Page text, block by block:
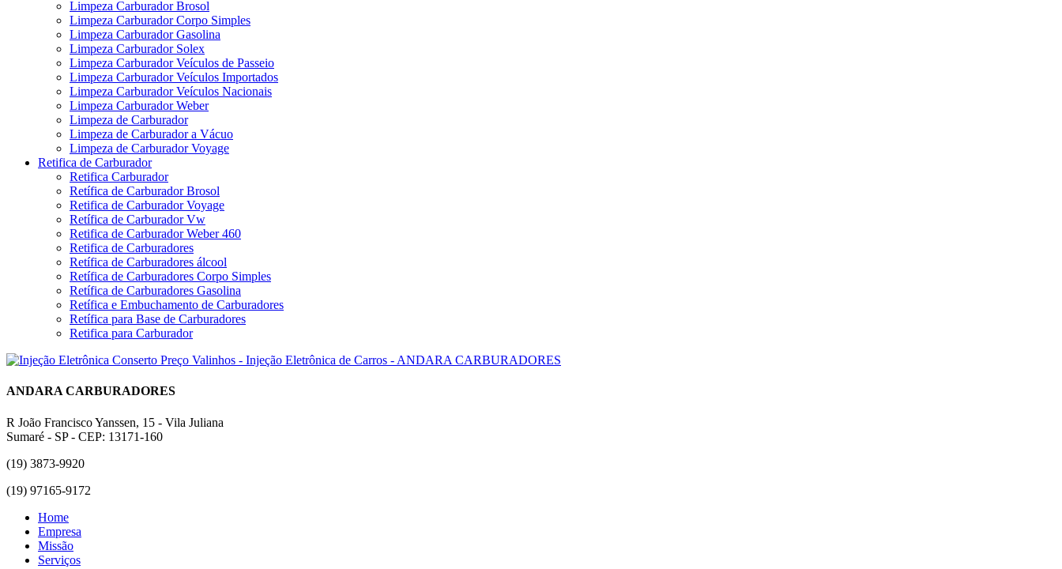
Limpeza Carburador Brosol
Limpeza Carburador Corpo Simples
Limpeza Carburador Gasolina
Limpeza Carburador Solex
Limpeza Carburador Veículos de Passeio
Limpeza Carburador Veículos Importados
Limpeza Carburador Veículos Nacionais
Limpeza Carburador Weber
Limpeza de Carburador
Limpeza de Carburador a Vácuo
Limpeza de Carburador Voyage
Retifica de Carburador
Retifica Carburador
Retífica de Carburador Brosol
Retifica de Carburador Voyage
Retífica de Carburador Vw
Retifica de Carburador Weber 460
Retifica de Carburadores
Retífica de Carburadores álcool
Retífica de Carburadores Corpo Simples
Retífica de Carburadores Gasolina
Retífica e Embuchamento de Carburadores
Retífica para Base de Carburadores
Retifica para Carburador
ANDARA CARBURADORES
R João Francisco Yanssen, 15 - Vila Juliana
Sumaré - SP - CEP: 13171-160
(19) 3873-9920
(19) 97165-9172
Home
Empresa
Missão
Serviços